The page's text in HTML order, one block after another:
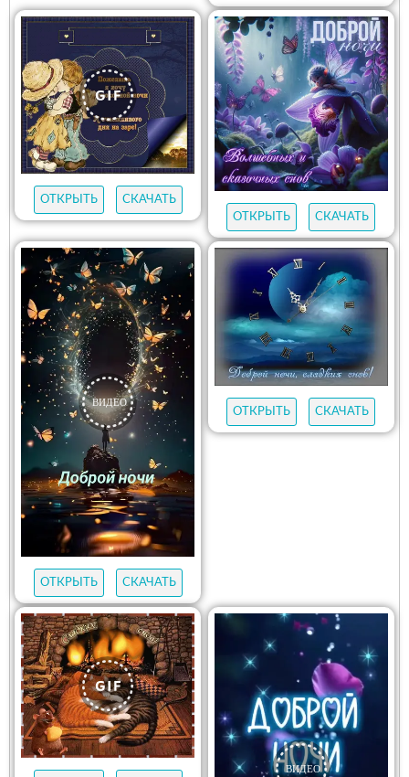
ОТКРЫТЬ
СКАЧАТЬ
ОТКРЫТЬ
СКАЧАТЬ
ОТКРЫТЬ СКАЧАТЬ
ОТКРЫТЬ СКАЧАТЬ